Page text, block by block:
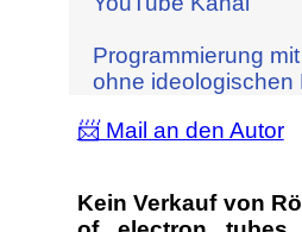
Programmierung
ohne ideologischen
📨 Mail an den Autor
Kein Verkauf von